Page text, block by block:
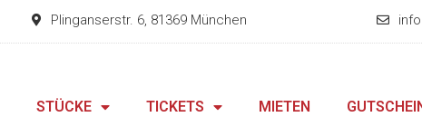
Plinganserstr. 6, 81369 München
STÜCKE TICKETS MIETEN